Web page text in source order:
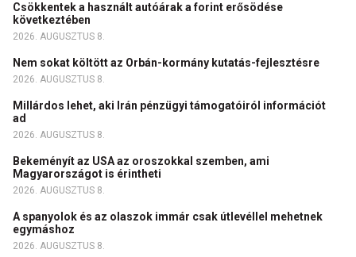
Csökkentek a használt autóárak a forint erősödése
következtében
2026. AUGUSZTUS 8.
Nem sokat költött az Orbán-kormány kutatás-fejlesztésre
2026. AUGUSZTUS 8.
Millárdos lehet, aki Irán pénzügyi támogatóiról információt
ad
2026. AUGUSZTUS 8.
Bekeményít az USA az oroszokkal szemben, ami
Magyarországot is érintheti
2026. AUGUSZTUS 8.
A spanyolok és az olaszok immár csak útlevéllel mehetnek
egymáshoz
2026. AUGUSZTUS 8.